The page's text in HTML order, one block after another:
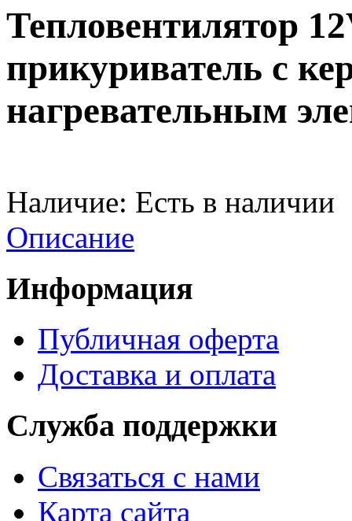
Тепловентилятор
прикуриватель с
нагревательным
Наличие: Есть в наличии
Описание
Информация
Публичная оферта
Доставка и оплата
Служба поддержки
Связаться с нами
Карта сайта